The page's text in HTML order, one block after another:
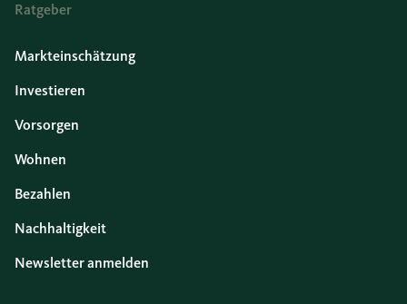
Ratgeber
Markteinschätzung
Investieren
Vorsorgen
Wohnen
Bezahlen
Nachhaltigkeit
Newsletter anmelden